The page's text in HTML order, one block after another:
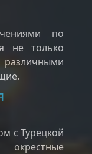
по
не только
с Турецкой